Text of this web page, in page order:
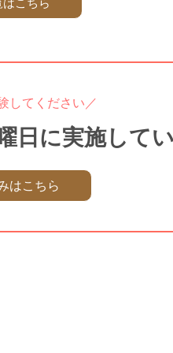
こちら
してください／
日に実施して
はこちら